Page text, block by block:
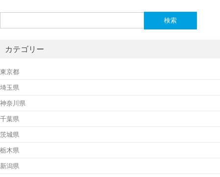
索:
カテゴリー
東京都
埼玉県
神奈川県
千葉県
茨城県
栃木県
新潟県